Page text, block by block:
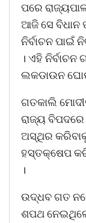
ପରେ
ଆଜି ସେ ବିଧାନ
ନିର୍ବାଚନ
। ଏହି ନିର୍ବାଚନ
ଲକଡାଉନ
ଗତକାଲି
ରାଜ୍ୟ
ଅସ୍ଥିର
ହସ୍ତକ୍ଷେପ
।
ଉଦ୍ଧବ ଗତ
ଶପଥ